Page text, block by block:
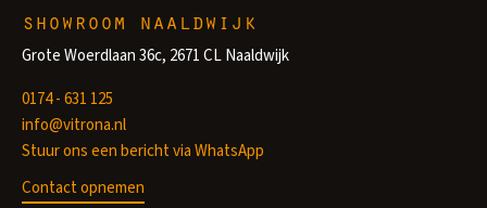
showroom naaldwijk
Grote Woerdlaan 36c, 2671 CL Naaldwijk
0174 - 631 125
info@vitrona.nl
Stuur ons een bericht via WhatsApp
Contact opnemen